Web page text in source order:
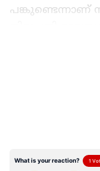
പങ്കുണ്ടെന്നാണ്